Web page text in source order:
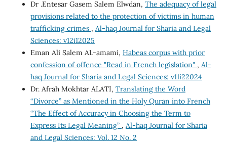
Dr .Entesar Gasem Salem Elwdan, The adequacy of legal
provisions related to the protection of victims in human
trafficking crimes , Al-haq Journal for Sharia and Legal
Sciences: v12i12025
Eman Ali Salem AL-amami, Habeas corpus with prior
confession of offence "Read in French legislation" , Al-
haq Journal for Sharia and Legal Sciences: v11i22024
Dr. Afrah Mokhtar ALATI, Translating the Word
“Divorce” as Mentioned in the Holy Quran into French
“The Effect of Accuracy in Choosing the Term to
Express Its Legal Meaning” , Al-haq Journal for Sharia
and Legal Sciences: Vol. 12 No. 2